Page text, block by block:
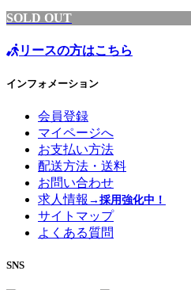
SOLD OUT
リースの方はこちら
インフォメーション
会員登録
マイページへ
お支払い方法
配送方法・送料
お問い合わせ
求人情報 →採用強化中！
サイトマップ
よくある質問
SNS